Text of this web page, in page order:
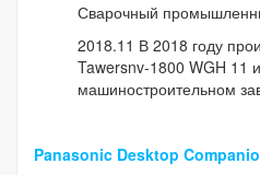
Сварочный
2018.11 В 2018 году
Tawersnv-1800 WGH 11
машиностроительном
Panasonic Desktop